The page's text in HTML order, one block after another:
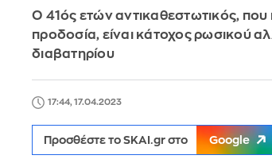
Ο 41ός ετών αντικαθεστωτικός, που
προδοσία, είναι κάτοχος ρωσικού
διαβατηρίου
17:44, 17.04.2023
Προσθέστε το SKAI.gr στο Google